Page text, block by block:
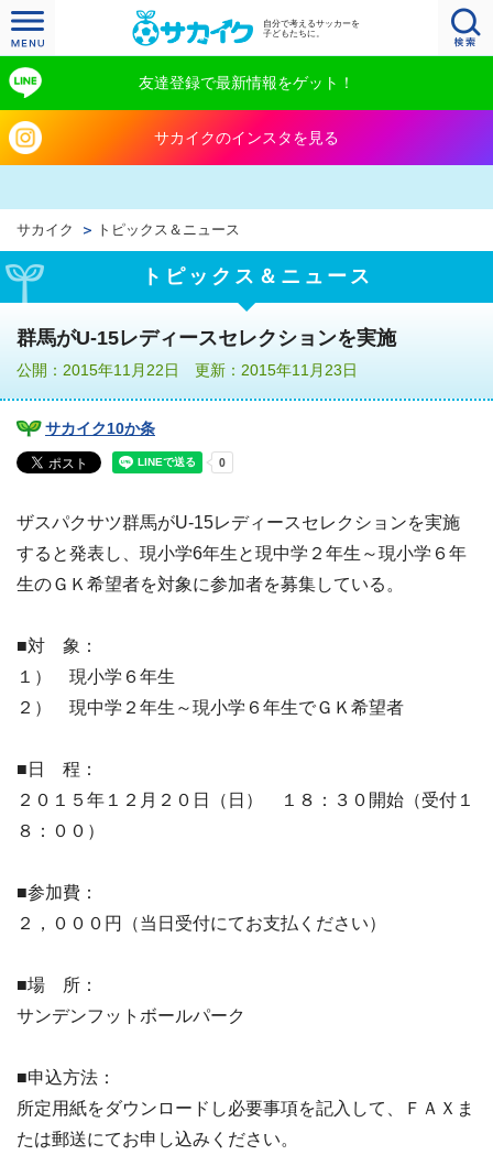
自分で考えるサッカーを
子どもたちに。
友達登録で最新情報をゲット！
サカイクのインスタを見る
サカイク トピックス＆ニュース
トピックス＆ニュース
群馬がU-15レディースセレクションを実施
公開：2015年11月22日 更新：2015年11月23日
サカイク10か条
ザスパクサツ群馬がU-15レディースセレクションを実施
すると発表し、現小学6年生と現中学２年生～現小学６年
生のＧＫ希望者を対象に参加者を募集している。
■対 象：
１） 現小学６年生
２） 現中学２年生～現小学６年生でＧＫ希望者
■日 程：
２０１５年１２月２０日（日） １８：３０開始（受付１
８：００）
■参加費：
２，０００円（当日受付にてお支払ください）
■場 所：
サンデンフットボールパーク
■申込方法：
所定用紙をダウンロードし必要事項を記入して、ＦＡＸま
たは郵送にてお申し込みください。